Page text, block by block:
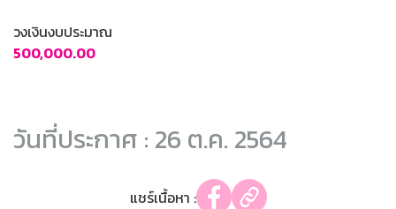
วงเงินงบประมาณ
500,000.00
วันที่ประกาศ : 26 ต.ค. 2564
แชร์เนื้อหา :